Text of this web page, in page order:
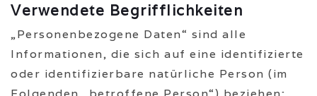
Verwendete Begrifflichkeiten
„Personenbezogene Daten“ sind alle
Informationen, die sich auf eine identifizierte
oder identifizierbare natürliche Person (im